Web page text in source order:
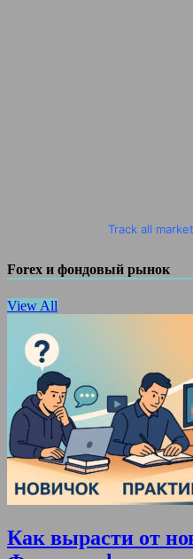
Track all
Forex и фондовый рынок
View All
Как вырасти от